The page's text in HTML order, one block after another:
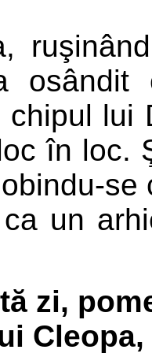
osândit
chipul lui
în loc.
un
zi,